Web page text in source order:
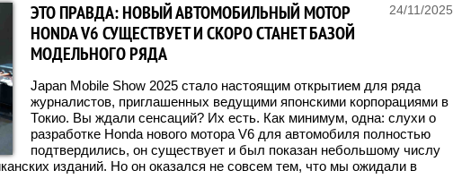
24/11/2025
ЭТО ПРАВДА: НОВЫЙ АВТОМОБИЛЬНЫЙ МОТОР
HONDA V6 СУЩЕСТВУЕТ И СКОРО СТАНЕТ БАЗОЙ
МОДЕЛЬНОГО РЯДА
Japan Mobile Show 2025 стало настоящим открытием для ряда
журналистов, приглашенных ведущими японскими корпорациями в
Токио. Вы ждали сенсаций? Их есть. Как минимум, одна: слухи о
разработке Honda нового мотора V6 для автомобиля полностью
подтвердились, он существует и был показан небольшому числу
изданий. Но он оказался не совсем тем, что мы ожидали в